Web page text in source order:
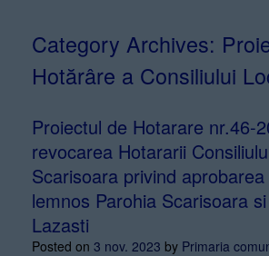
Category Archives:
Hotărâre a Consiliului
Proiectul de Hotarare nr.46-
revocarea Hotararii
Scarisoara privind
lemnos Parohia Scarisoara
Lazasti
Posted on 3 nov. 2023 by Primaria